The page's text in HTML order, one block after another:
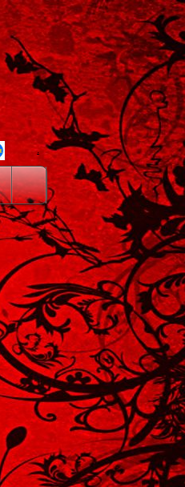
.